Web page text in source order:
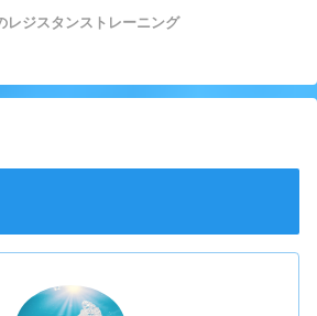
レジスタンストレーニング